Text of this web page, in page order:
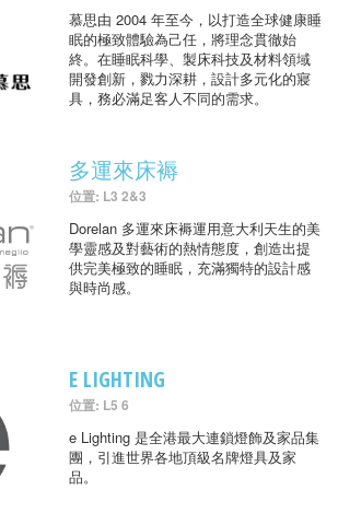
慕思由 2004 年至今，以打造全球健康睡
眠的極致體驗為己任，將理念貫徹始
終。在睡眠科學、製床科技及材料領域
開發創新，戮力深耕，設計多元化的寢
具，務必滿足客人不同的需求。
多運來床褥
位置: L3 2&3
Dorelan 多運來床褥運用意大利天生的美
學靈感及對藝術的熱情態度，創造出提
供完美極致的睡眠，充滿獨特的設計感
與時尚感。
E LIGHTING
位置: L5 6
e Lighting 是全港最大連鎖燈飾及家品集
團，引進世界各地頂級名牌燈具及家
品。